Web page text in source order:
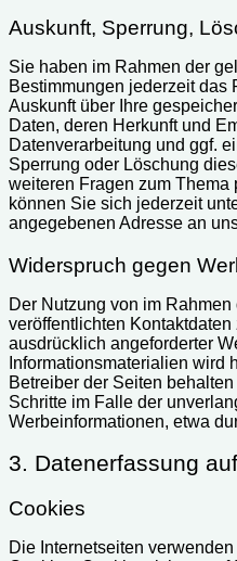
Auskunft, Sperrung,
Sie haben im Rahmen der
Bestimmungen jederzeit das
Auskunft über Ihre
Daten, deren Herkunft und
Datenverarbeitung und ggf.
Sperrung oder Löschung
weiteren Fragen zum
können Sie sich jederzeit
angegebenen Adresse an
Widerspruch gegen
Der Nutzung von im
veröffentlichten
ausdrücklich angeforderter
Informationsmaterialien wird
Betreiber der Seiten
Schritte im Falle der
Werbeinformationen, etwa
3. Datenerfassung
Cookies
Die Internetseiten